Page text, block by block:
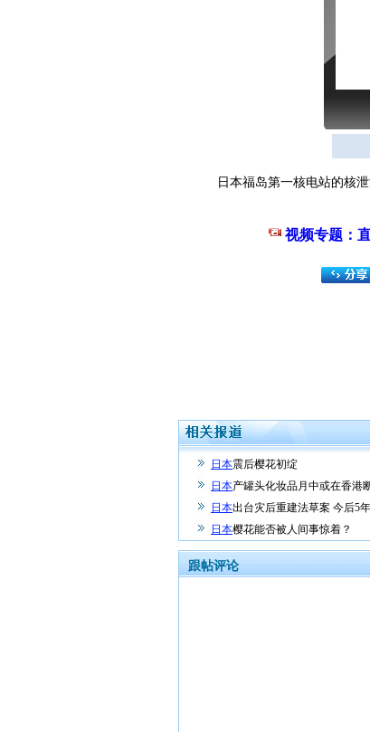
日本福岛第一核电站的核泄
视频专题：
日本震后樱花初绽
日本产罐头化妆品月中或在香港
日本出台灾后重建法草案 今后5
日本樱花能否被人间事惊着？
跟帖评论